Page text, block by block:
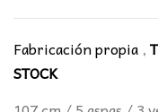
original
era:
Fabricación propia ,
STOCK